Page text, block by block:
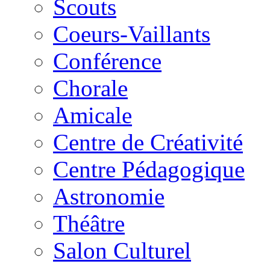
Scouts
Coeurs-Vaillants
Conférence
Chorale
Amicale
Centre de Créativité
Centre Pédagogique
Astronomie
Théâtre
Salon Culturel